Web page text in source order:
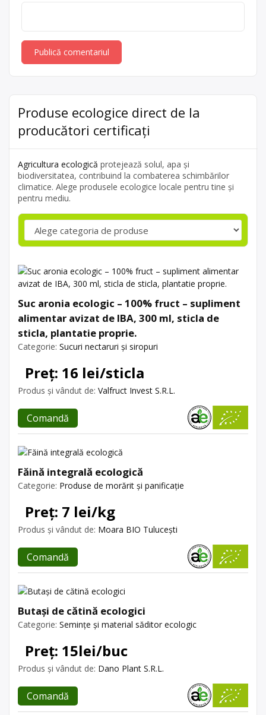
Produse ecologice direct de la
producători certificați
Agricultura ecologică protejează solul, apa și
biodiversitatea, contribuind la combaterea schimbărilor
climatice. Alege produsele ecologice locale pentru tine și
pentru mediu.
Suc aronia ecologic – 100% fruct – supliment
alimentar avizat de IBA, 300 ml, sticla de
sticla, plantatie proprie.
Categorie: Sucuri nectaruri și siropuri
Preț: 16 lei/sticla
Produs și vândut de: Valfruct Invest S.R.L.
Comandă
Făină integrală ecologică
Categorie: Produse de morărit și panificație
Preț: 7 lei/kg
Produs și vândut de: Moara BIO Tulucești
Comandă
Butași de cătină ecologici
Categorie: Semințe și material săditor ecologic
Preț: 15lei/buc
Produs și vândut de: Dano Plant S.R.L.
Comandă